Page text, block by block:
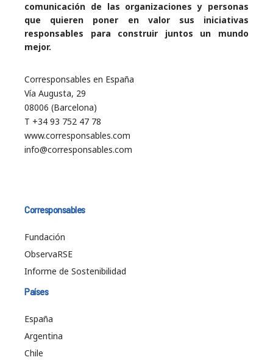
comunicación de las organizaciones y personas
que quieren poner en valor sus iniciativas
responsables para construir juntos un mundo
mejor.
Corresponsables en España
Vía Augusta, 29
08006 (Barcelona)
T +34 93 752 47 78
www.corresponsables.com
info@corresponsables.com
Corresponsables
Fundación
ObservaRSE
Informe de Sostenibilidad
Países
España
Argentina
Chile